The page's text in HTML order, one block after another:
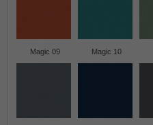
Magic 09 Magic 10